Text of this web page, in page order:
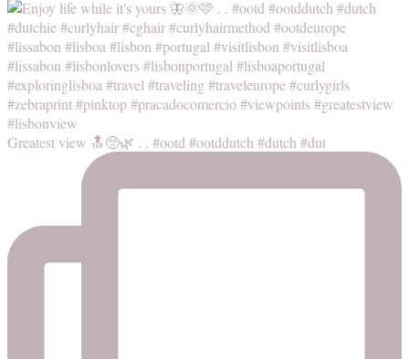
Greatest view 🔝🥺🌿 . . #ootd #ootddutch #dutch #dut